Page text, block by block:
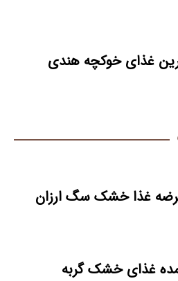
غذای خوکچه هندی
غذا خشک سگ ارزان
غذای خشک گربه